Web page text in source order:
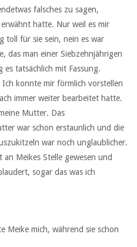
falsches zu sagen,
hatte. Nur weil es mir
toll für sie sein, nein es war
das man einer Siebzehnjährigen
tatsächlich mit Fassung.
konnte mir förmlich vorstellen
immer weiter bearbeitet hatte.
Mutter. Das
war schon erstaunlich und die
war noch unglaublicher.
Meikes Stelle gewesen und
sogar das was ich
Meike mich, während sie schon